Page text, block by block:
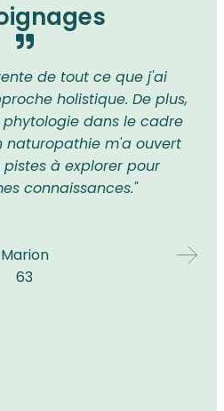
de tout ce que j'ai
holistique. De plus,
dans le cadre
naturopathie m'a ouvert
à explorer pour
connaissances."
Marion
63